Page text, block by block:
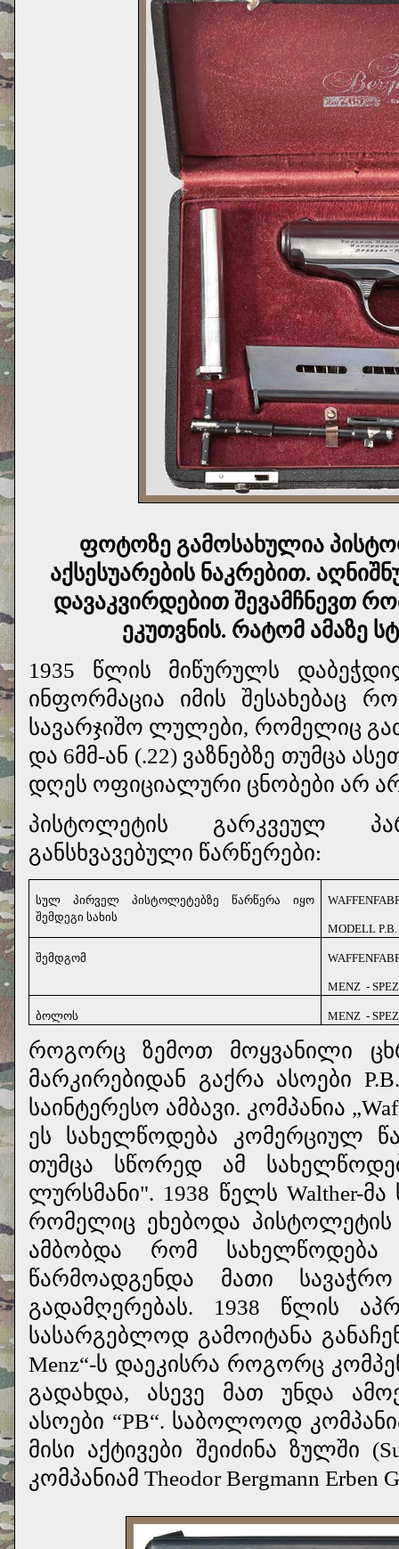
ფოტოზე გამოსახულია
აქსესუარების ნაკრებით.
დავაკვირდებით შევამჩნევთ
ეკუთვნის. რატომ ამაზე
1935 წლის მიწურულს
ინფორმაცია იმის შესახებაც
სავარჯიშო ლულები, რომელიც
და 6მმ-ან (.22) ვაზნებზე თუმცა
დღეს ოფიციალური ცნობები არ
პისტოლეტის გარკვეულ
განსხვავებული წარწერები:
სულ პირველ პისტოლეტებზე წარწერა იყო
შემდეგი სახის
MODELL P.B.
შემდგომ
MENZ -
ბოლოს MENZ -
როგორც ზემოთ მოყვანილი
მარკირებიდან გაქრა ასოები
საინტერესო ამბავი. კომპანია
ეს სახელწოდება კომერციულ
თუმცა სწორედ ამ
ლურსმანი". 1938 წელს Walther-
რომელიც ეხებოდა
ამბობდა რომ სახელწოდება
წარმოადგენდა მათი სავაჭრო
გადამღერებას. 1938 წლის
სასარგებლოდ გამოიტანა
Menz“-ს დაეკისრა როგორც
გადახდა, ასევე მათ უნდა
ასოები “PB“. საბოლოოდ
მისი აქტივები შეიძინა ზულში
კომპანიამ Theodor Bergmann Erben